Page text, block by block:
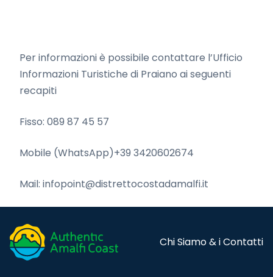
Per informazioni è possibile contattare l’Ufficio
Informazioni Turistiche di Praiano ai seguenti
recapiti
Fisso: 089 87 45 57
Mobile (WhatsApp)+39 3420602674
Mail: infopoint@distrettocostadamalfi.it
Chi Siamo & i Contatti